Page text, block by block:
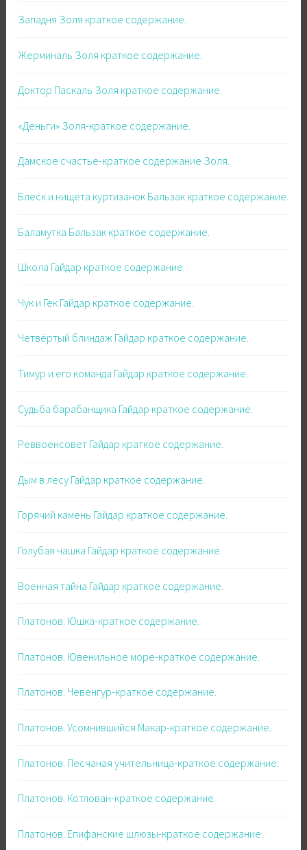
Западня Золя краткое содержание.
Жерминаль Золя краткое содержание.
Доктор Паскаль Золя краткое содержание.
«Деньги» Золя-краткое содержание.
Дамское счастье-краткое содержание Золя.
Блеск и нищета куртизанок Бальзак краткое содержание.
Баламутка Бальзак краткое содержание.
Школа Гайдар краткое содержание.
Чук и Гек Гайдар краткое содержание.
Четвёртый блиндаж Гайдар краткое содержание.
Тимур и его команда Гайдар краткое содержание.
Судьба барабанщика Гайдар краткое содержание.
Реввоенсовет Гайдар краткое содержание.
Дым в лесу Гайдар краткое содержание.
Горячий камень Гайдар краткое содержание.
Голубая чашка Гайдар краткое содержание.
Военная тайна Гайдар краткое содержание.
Платонов. Юшка-краткое содержание.
Платонов. Ювенильное море-краткое содержание.
Платонов. Чевенгур-краткое содержание.
Платонов. Усомнившийся Макар-краткое содержание.
Платонов. Песчаная учительница-краткое содержание.
Платонов. Котлован-краткое содержание.
Платонов. Епифанские шлюзы-краткое содержание.